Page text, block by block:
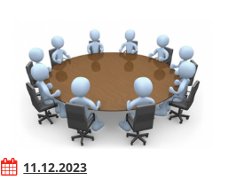
11.12.2023